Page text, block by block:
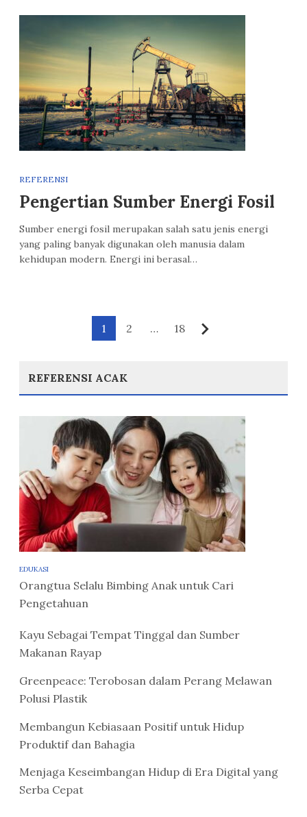
REFERENSI
Pengertian Sumber Energi Fosil
Sumber energi fosil merupakan salah satu jenis energi
yang paling banyak digunakan oleh manusia dalam
kehidupan modern. Energi ini berasal…
1 2 … 18
REFERENSI ACAK
EDUKASI
Orangtua Selalu Bimbing Anak untuk Cari
Pengetahuan
Kayu Sebagai Tempat Tinggal dan Sumber
Makanan Rayap
Greenpeace: Terobosan dalam Perang Melawan
Polusi Plastik
Membangun Kebiasaan Positif untuk Hidup
Produktif dan Bahagia
Menjaga Keseimbangan Hidup di Era Digital yang
Serba Cepat